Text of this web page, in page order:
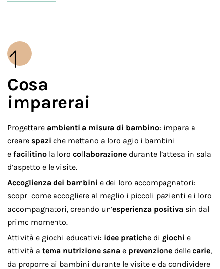
1
Cosa
imparerai
Progettare ambienti a misura di bambino: impara a
creare spazi che mettano a loro agio i bambini
e facilitino la loro collaborazione durante l’attesa in sala
d’aspetto e le visite.
Accoglienza dei bambini e dei loro accompagnatori:
scopri come accogliere al meglio i piccoli pazienti e i loro
accompagnatori, creando un’esperienza positiva sin dal
primo momento.
Attività e giochi educativi: idee pratiche di giochi e
attività a tema nutrizione sana e prevenzione delle carie,
da proporre ai bambini durante le visite e da condividere